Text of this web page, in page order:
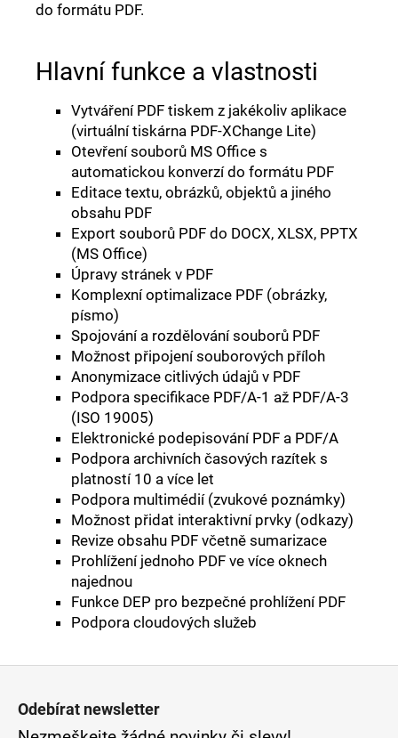
do formátu PDF.
Hlavní funkce a vlastnosti
Vytváření PDF tiskem z jakékoliv aplikace
(virtuální tiskárna PDF-XChange Lite)
Otevření souborů MS Office s
automatickou konverzí do formátu PDF
Editace textu, obrázků, objektů a jiného
obsahu PDF
Export souborů PDF do DOCX, XLSX, PPTX
(MS Office)
Úpravy stránek v PDF
Komplexní optimalizace PDF (obrázky,
písmo)
Spojování a rozdělování souborů PDF
Možnost připojení souborových příloh
Anonymizace citlivých údajů v PDF
Podpora specifikace PDF/A-1 až PDF/A-3
(ISO 19005)
Elektronické podepisování PDF a PDF/A
Podpora archivních časových razítek s
platností 10 a více let
Podpora multimédií (zvukové poznámky)
Možnost přidat interaktivní prvky (odkazy)
Revize obsahu PDF včetně sumarizace
Prohlížení jednoho PDF ve více oknech
najednou
Funkce DEP pro bezpečné prohlížení PDF
Podpora cloudových služeb
Odebírat newsletter